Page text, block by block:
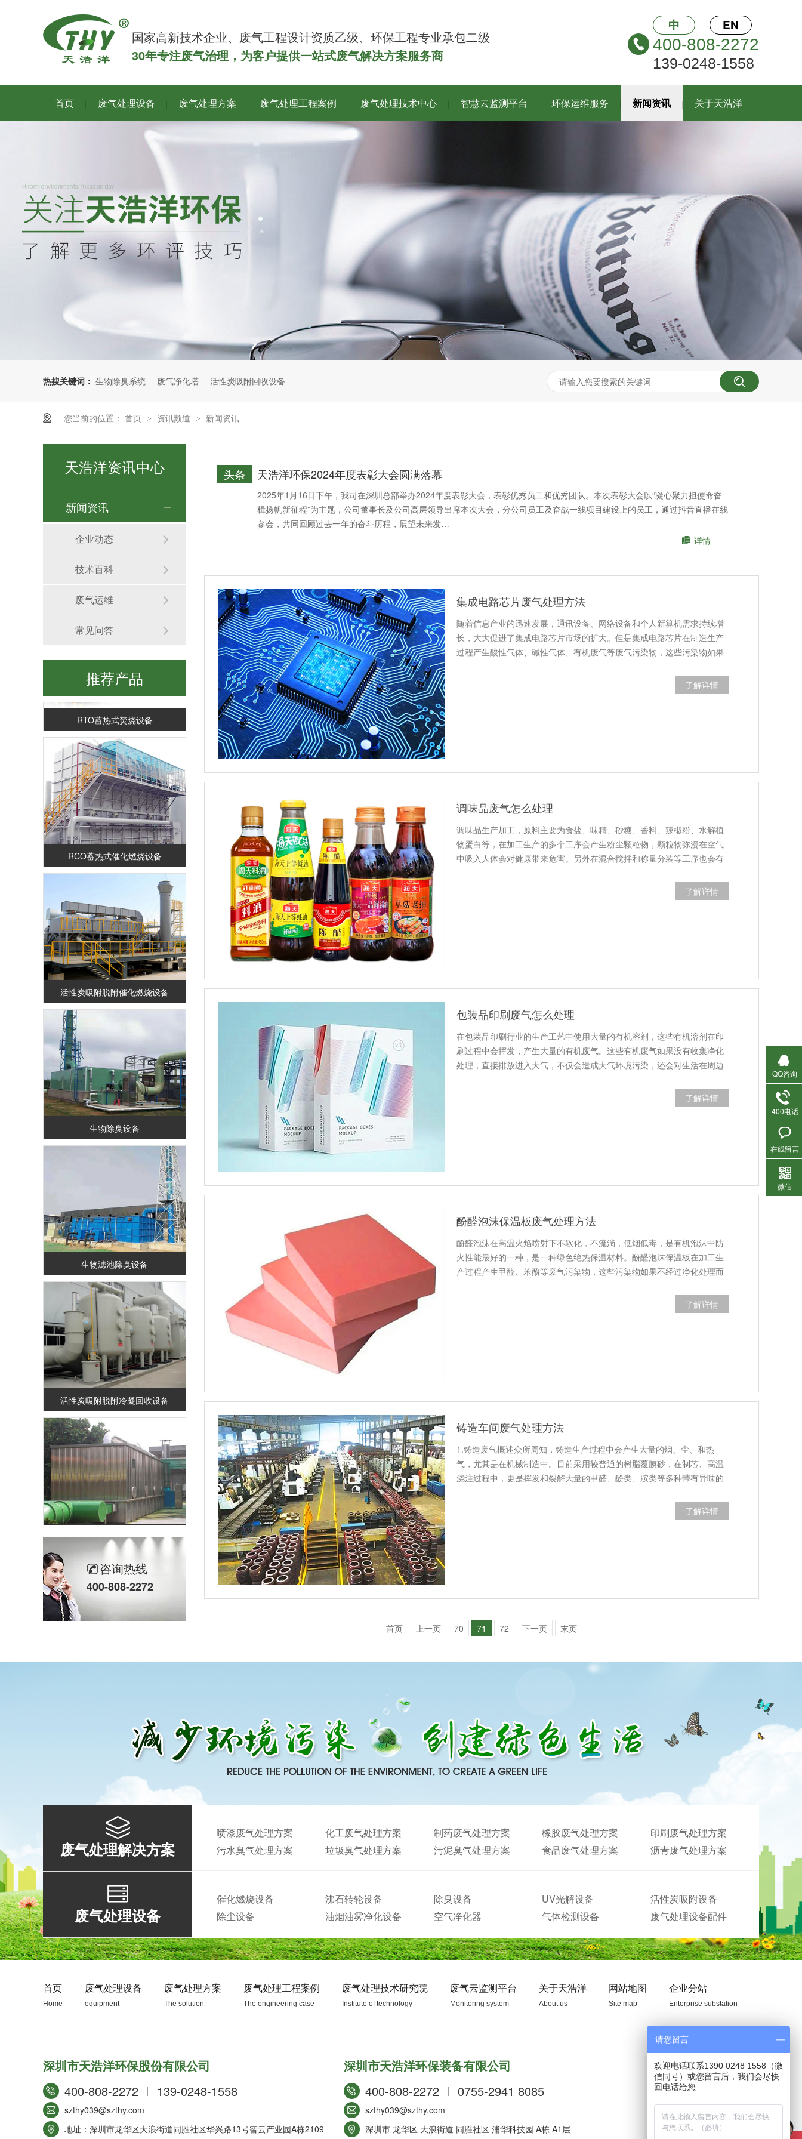
国家高新技术企业、废气工程设计资质乙级、环保工程专业承包二级
30年专注废气治理，为客户提供一站式废气解决方案服务商
中 EN
400-808-2272
139-0248-1558
首页 废气处理设备 废气处理方案 废气处理工程案例 废气处理技术中心 智慧云监测平台 环保运维服务 新闻资讯 关于天浩洋
热搜关键词： 生物除臭系统 废气净化塔 活性炭吸附回收设备
您当前的位置： 首页 > 资讯频道 > 新闻资讯
天浩洋环保2024年度表彰大会圆满落幕
头条
2025年1月16日下午，我司在深圳总部举办2024年度表彰大会，表彰优秀员工和优秀团队。本次表彰大会以“凝心聚力担使命奋
楫扬帆新征程”为主题，公司董事长及公司高层领导出席本次大会，分公司员工及奋战一线项目建设上的员工，通过抖音直播在线
参会，共同回顾过去一年的奋斗历程，展望未来发…
详情
集成电路芯片废气处理方法
随着信息产业的迅速发展，通讯设备、网络设备和个人新算机需求持续增
长，大大促进了集成电路芯片市场的扩大。但是集成电路芯片在制造生产
过程产生酸性气体、碱性气体、有机废气等废气污染物，这些污染物如果
了解详情
调味品废气怎么处理
调味品生产加工，原料主要为食盐、味精、砂糖、香料、辣椒粉、水解植
物蛋白等，在加工生产的多个工序会产生粉尘颗粒物，颗粒物弥漫在空气
中吸入人体会对健康带来危害。另外在混合搅拌和称量分装等工序也会有
了解详情
包装品印刷废气怎么处理
在包装品印刷行业的生产工艺中使用大量的有机溶剂，这些有机溶剂在印
刷过程中会挥发，产生大量的有机废气。这些有机废气如果没有收集净化
处理，直接排放进入大气，不仅会造成大气环境污染，还会对生活在周边
了解详情
酚醛泡沫保温板废气处理方法
酚醛泡沫在高温火焰喷射下不软化，不流淌，低烟低毒，是有机泡沫中防
火性能最好的一种，是一种绿色绝热保温材料。酚醛泡沫保温板在加工生
产过程产生甲醛、苯酚等废气污染物，这些污染物如果不经过净化处理而
了解详情
铸造车间废气处理方法
1.铸造废气概述众所周知，铸造生产过程中会产生大量的烟、尘、和热
气，尤其是在机械制造中。目前采用较普通的树脂覆膜砂，在制芯、高温
浇注过程中，更是挥发和裂解大量的甲醛、酚类、胺类等多种带有异味的
了解详情
首页 上一页 70 71 72 下一页 末页
天浩洋资讯中心
新闻资讯
企业动态
技术百科
废气运维
常见问答
推荐产品
生物除臭装置
RTO蓄热式焚烧设备
RCO蓄热式催化燃烧设备
活性炭吸附脱附催化燃烧设备
生物除臭设备
生物滤池除臭设备
活性炭吸附脱附冷凝回收设备
生物过滤除臭设备
离子除臭设备
活性炭吸附箱
生物除臭装置
RTO蓄热式焚烧设备
咨询热线
400-808-2272
废气处理解决方案
喷漆废气处理方案 化工废气处理方案 制药废气处理方案 橡胶废气处理方案
印刷废气处理方案
污水臭气处理方案
垃圾臭气处理方案 污泥臭气处理方案 食品废气处理方案 沥青废气处理方案
废气处理设备
催化燃烧设备 沸石转轮设备 除臭设备 UV光解设备
活性炭吸附设备
除尘设备
油烟油雾净化设备 空气净化器 气体检测设备 废气处理设备配件
首页
Home
废气处理设备
equipment
废气处理方案
The solution
废气处理工程案例
The engineering case
废气处理技术研究院
Institute of technology
废气云监测平台
Monitoring system
关于天浩洋
About us
网站地图
Site map
企业分站
Enterprise substation
深圳市天浩洋环保股份有限公司
400-808-2272
139-0248-1558
szthy039@szthy.com
地址：深圳市龙华区大浪街道同胜社区华兴路13号智云产业园A栋2109
深圳市天浩洋环保装备有限公司
400-808-2272
0755-2941 8085
szthy039@szthy.com
深圳市 龙华区 大浪街道 同胜社区 浦华科技园 A栋 A1层
QQ咨询
400电话
在线留言
微信
请您留言
欢迎电话联系1390 0248 1558（微
信同号）或您留言后，我们会尽快